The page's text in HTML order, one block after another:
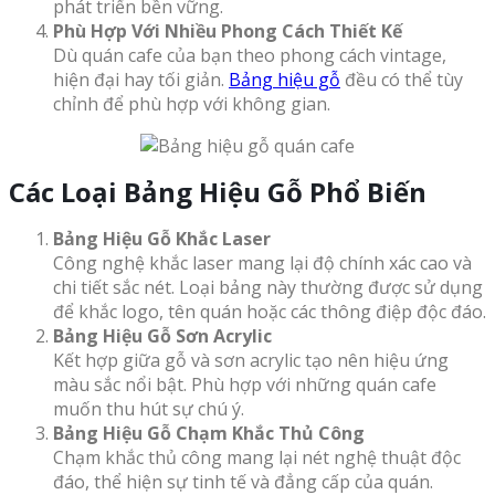
phát triển bền vững.
Phù Hợp Với Nhiều Phong Cách Thiết Kế
Dù quán cafe của bạn theo phong cách vintage,
hiện đại hay tối giản. Bảng hiệu gỗ đều có thể tùy
chỉnh để phù hợp với không gian.
Các Loại Bảng Hiệu Gỗ Phổ Biến
Bảng Hiệu Gỗ Khắc Laser
Công nghệ khắc laser mang lại độ chính xác cao và
chi tiết sắc nét. Loại bảng này thường được sử dụng
để khắc logo, tên quán hoặc các thông điệp độc đáo.
Bảng Hiệu Gỗ Sơn Acrylic
Kết hợp giữa gỗ và sơn acrylic tạo nên hiệu ứng
màu sắc nổi bật. Phù hợp với những quán cafe
muốn thu hút sự chú ý.
Bảng Hiệu Gỗ Chạm Khắc Thủ Công
Chạm khắc thủ công mang lại nét nghệ thuật độc
đáo, thể hiện sự tinh tế và đẳng cấp của quán.